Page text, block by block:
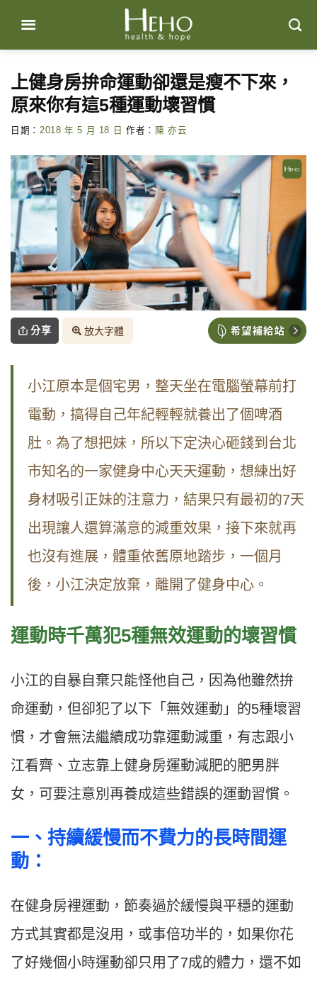
content
上健身房拚命運動卻還是瘦不下來，
原來你有這5種運動壞習慣
日期： 2018 年 5 月 18 日 作者： 陳 亦云
分享 放大字體
小江原本是個宅男，整天坐在電腦螢幕前打
電動，搞得自己年紀輕輕就養出了個啤酒
肚。為了想把妹，所以下定決心砸錢到台北
市知名的一家健身中心天天運動，想練出好
身材吸引正妹的注意力，結果只有最初的7天
出現讓人還算滿意的減重效果，接下來就再
也沒有進展，體重依舊原地踏步，一個月
後，小江決定放棄，離開了健身中心。
運動時千萬犯5種無效運動的壞習慣
小江的自暴自棄只能怪他自己，因為他雖然拚
命運動，但卻犯了以下「無效運動」的5種壞習
慣，才會無法繼續成功靠運動減重，有志跟小
江看齊、立志靠上健身房運動減肥的肥男胖
女，可要注意別再養成這些錯誤的運動習慣。
一 、 持續緩慢而不費力的長時間運
動：
在健身房裡運動，節奏過於緩慢與平穩的運動
方式其實都是沒用，或事倍功半的，如果你花
了好幾個小時運動卻只用了7成的體力，還不如